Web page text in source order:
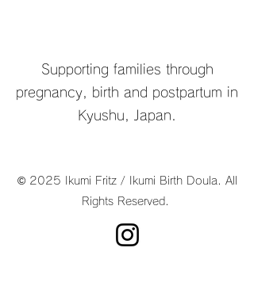
Supporting families through
pregnancy, birth and postpartum in
Kyushu, Japan.
© 2025 Ikumi Fritz / Ikumi Birth Doula. All
Rights Reserved.